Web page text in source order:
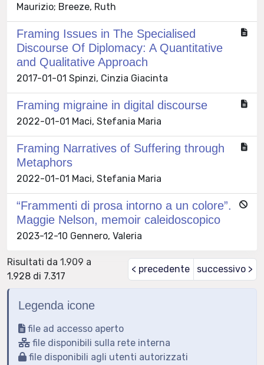
Maurizio; Breeze, Ruth
Framing Issues in The Specialised
Discourse Of Diplomacy: A Quantitative
and Qualitative Approach
2017-01-01 Spinzi, Cinzia Giacinta
Framing migraine in digital discourse
2022-01-01 Maci, Stefania Maria
Framing Narratives of Suffering through
Metaphors
2022-01-01 Maci, Stefania Maria
“Frammenti di prosa intorno a un colore”.
Maggie Nelson, memoir caleidoscopico
2023-12-10 Gennero, Valeria
Risultati da 1.909 a
1.928 di 7.317
< precedente successivo >
Legenda icone
file ad accesso aperto
file disponibili sulla rete interna
file disponibili agli utenti autorizzati